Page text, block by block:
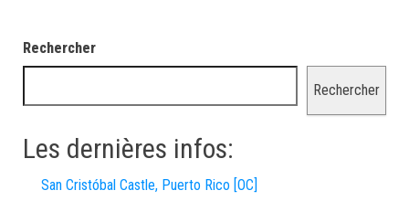
Rechercher
Rechercher
Les dernières infos:
San Cristóbal Castle, Puerto Rico [OC]